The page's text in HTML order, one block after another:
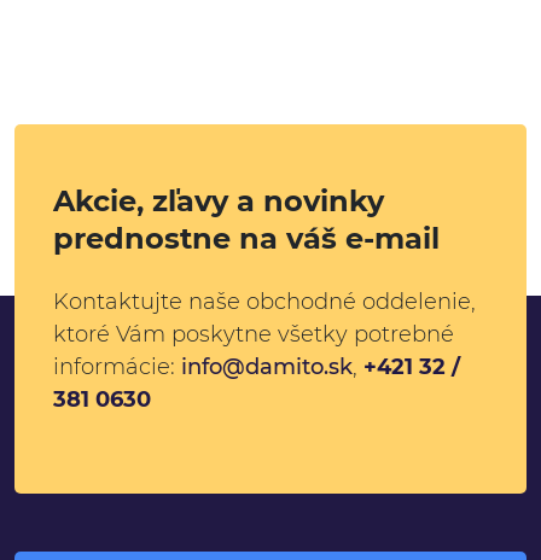
Akcie, zľavy a novinky
prednostne na váš e-mail
Kontaktujte naše obchodné oddelenie,
ktoré Vám poskytne všetky potrebné
informácie: info@damito.sk, +421 32 /
381 0630